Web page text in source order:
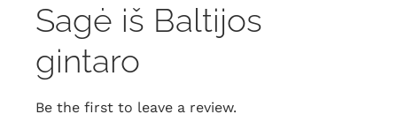
Apie Gintarą
Sagė iš Baltijos
gintaro
Be the first to leave a review.